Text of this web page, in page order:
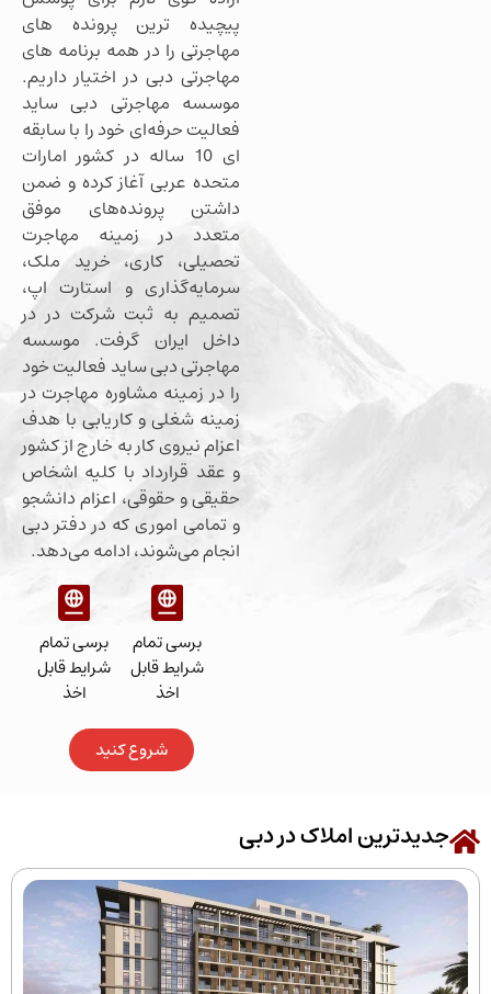
پیچیده ترین پرونده های
مهاجرتی را در همه برنامه های
مهاجرتی دبی در اختیار داریم.
موسسه مهاجرتی دبی ساید
فعالیت حرفه‌ای خود را با سابقه
ای 10 ساله در کشور امارات
متحده عربی آغاز کرده و ضمن
داشتن پرونده‌های موفق
متعدد در زمینه مهاجرت
تحصیلی، کاری، خرید ملک،
سرمایه‌گذاری و استارت اپ،
تصمیم به ثبت شرکت در در
داخل ایران گرفت. موسسه
مهاجرتی دبی ساید فعالیت خود
را در زمینه مشاوره مهاجرت در
زمینه شغلی و کاریابی با هدف
اعزام نیروی کار به خارج از کشور
و عقد قرارداد با کلیه اشخاص
حقیقی و حقوقی، اعزام دانشجو
و تمامی اموری که در دفتر دبی
انجام می‌شوند، ادامه می‌دهد.
برسی تمام
شرایط قابل
اخذ
شروع کنید
املاک در دبی